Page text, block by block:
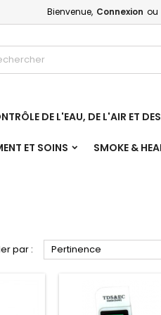
Bienvenue, Connexion ou
DE L'EAU, DE L'AIR ET
ET SOINS SMOKE &
par : Pertinence